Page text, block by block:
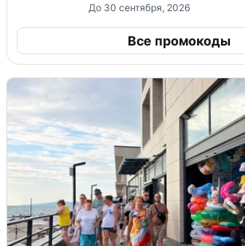
До 30 сентября, 2026
Все промокоды